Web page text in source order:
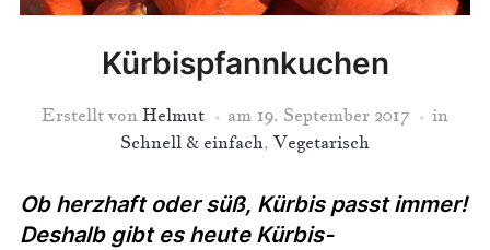
Kürbispfannkuchen
Erstellt von Helmut am 19. September 2017
in
Schnell & einfach, Vegetarisch
Ob herzhaft oder süß, Kürbis passt immer!
Deshalb gibt es heute Kürbis-